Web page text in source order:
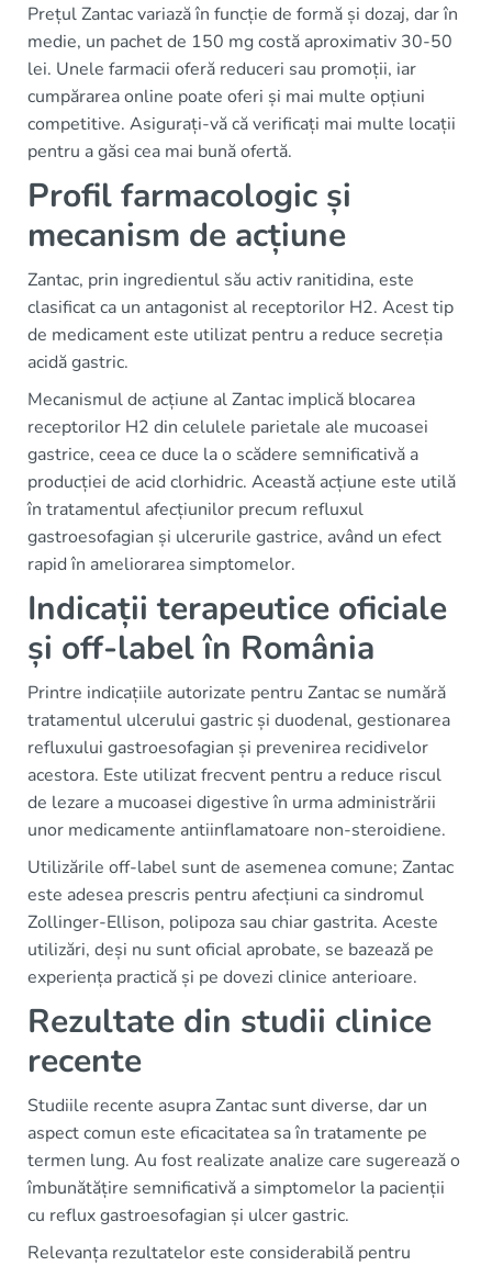
Prețul Zantac variază în funcție de formă și dozaj, dar în
medie, un pachet de 150 mg costă aproximativ 30-50
lei. Unele farmacii oferă reduceri sau promoții, iar
cumpărarea online poate oferi și mai multe opțiuni
competitive. Asigurați-vă că verificați mai multe locații
pentru a găsi cea mai bună ofertă.
Profil farmacologic și
mecanism de acțiune
Zantac, prin ingredientul său activ ranitidina, este
clasificat ca un antagonist al receptorilor H2. Acest tip
de medicament este utilizat pentru a reduce secreția
acidă gastric.
Mecanismul de acțiune al Zantac implică blocarea
receptorilor H2 din celulele parietale ale mucoasei
gastrice, ceea ce duce la o scădere semnificativă a
producției de acid clorhidric. Această acțiune este utilă
în tratamentul afecțiunilor precum refluxul
gastroesofagian și ulcerurile gastrice, având un efect
rapid în ameliorarea simptomelor.
Indicații terapeutice oficiale
și off-label în România
Printre indicațiile autorizate pentru Zantac se numără
tratamentul ulcerului gastric și duodenal, gestionarea
refluxului gastroesofagian și prevenirea recidivelor
acestora. Este utilizat frecvent pentru a reduce riscul
de lezare a mucoasei digestive în urma administrării
unor medicamente antiinflamatoare non-steroidiene.
Utilizările off-label sunt de asemenea comune; Zantac
este adesea prescris pentru afecțiuni ca sindromul
Zollinger-Ellison, polipoza sau chiar gastrita. Aceste
utilizări, deși nu sunt oficial aprobate, se bazează pe
experiența practică și pe dovezi clinice anterioare.
Rezultate din studii clinice
recente
Studiile recente asupra Zantac sunt diverse, dar un
aspect comun este eficacitatea sa în tratamente pe
termen lung. Au fost realizate analize care sugerează o
îmbunătățire semnificativă a simptomelor la pacienții
cu reflux gastroesofagian și ulcer gastric.
Relevanța rezultatelor este considerabilă pentru